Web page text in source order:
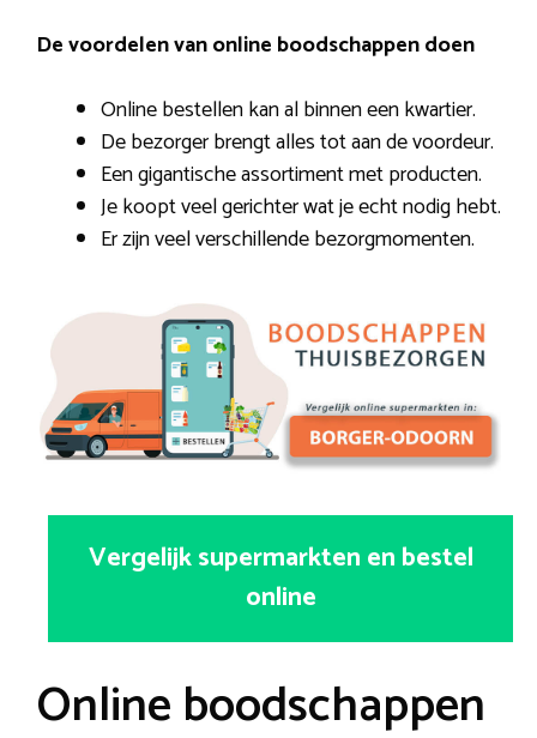
De voordelen van online boodschappen doen
Online bestellen kan al binnen een kwartier.
De bezorger brengt alles tot aan de voordeur.
Een gigantische assortiment met producten.
Je koopt veel gerichter wat je echt nodig hebt.
Er zijn veel verschillende bezorgmomenten.
Vergelijk supermarkten en bestel
online
Online boodschappen